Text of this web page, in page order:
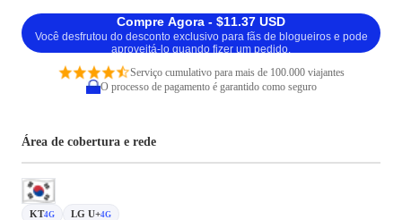
Compre Agora - $11.37 USD
Você desfrutou do desconto exclusivo para fãs de blogueiros e pode
aproveitá-lo quando fizer um pedido.
Serviço cumulativo para mais de 100.000 viajantes
O processo de pagamento é garantido como seguro
Área de cobertura e rede
KT4G LG U+4G